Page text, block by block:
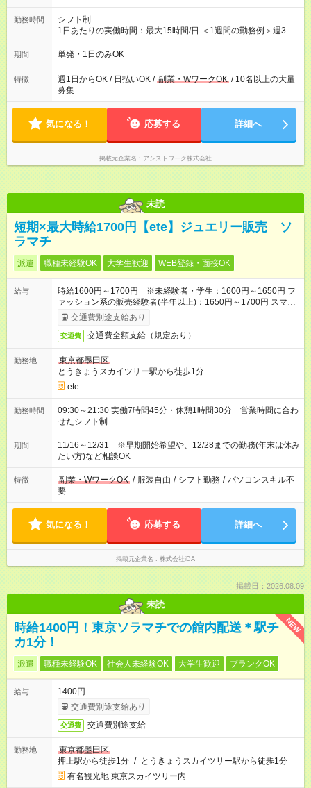
勤務時間
シフト制
1日あたりの実働時間：最大15時間/日 ＜1週間の勤務例＞週3回
勤務 勤務：月・水・金 休み：火・木・土・日 好きな時にお仕事
可能です！ ※1日あたりの最大実働時間は日勤、夜勤共に勤務し
期間 単発・1日のみOK
特徴 週1日からOK / 日払いOK / 副業・WワークOK / 10名以上の大量
募集
気になる！ 応募する 詳細へ
掲載元企業名 アシストワーク株式会社
未読
短期×最大時給1700円【ete】ジュエリー販売 ソ
ラマチ
派遣 職種未経験OK 大学生歓迎 WEB登録・面接OK
給与
時給1600円～1700円 ※未経験者・学生：1600円～1650円 フ
ァッション系の販売経験者(半年以上)：1650円～1700円 スマホ
で簡単！給料前払いサービスあり
交通費別途支給あり
交通費 交通費全額支給（規定あり）
勤務地
東京都墨田区
とうきょうスカイツリー駅から徒歩1分
ete
勤務時間
09:30～21:30 実働7時間45分・休憩1時間30分 営業時間に合わ
せたシフト制
期間
11/16～12/31 ※早期開始希望や、12/28までの勤務(年末は休み
たい方)など相談OK
特徴 副業・WワークOK / 服装自由 / シフト勤務 / パソコンスキル不
要
気になる！ 応募する 詳細へ
掲載元企業名 株式会社iDA
掲載日：2026.08.09
未読
NEW
時給1400円！東京ソラマチでの館内配送＊駅チ
カ1分！
派遣 職種未経験OK 社会人未経験OK 大学生歓迎 ブランクOK
給与
1400円
交通費別途支給あり
交通費 交通費別途支給
勤務地
東京都墨田区
押上駅から徒歩1分 / とうきょうスカイツリー駅から徒歩1分
有名観光地 東京スカイツリー内